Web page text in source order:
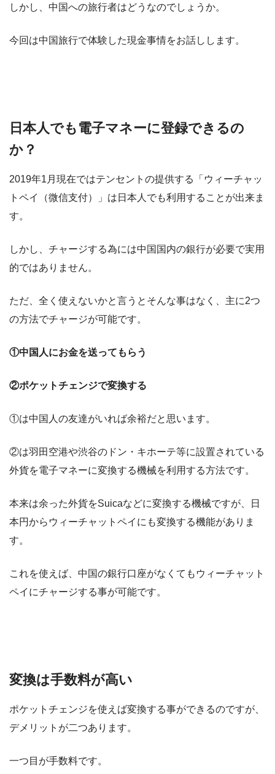
しかし、中国への旅行者はどうなのでしょうか。
今回は中国旅行で体験した現金事情をお話しします。
日本人でも電子マネーに登録できるの
か？
2019年1月現在ではテンセントの提供する「ウィーチャッ
トペイ（微信支付）」は日本人でも利用することが出来ま
す。
しかし、チャージする為には中国国内の銀行が必要で実用
的ではありません。
ただ、全く使えないかと言うとそんな事はなく、主に2つ
の方法でチャージが可能です。
①中国人にお金を送ってもらう
②ポケットチェンジで変換する
①は中国人の友達がいれば余裕だと思います。
②は羽田空港や渋谷のドン・キホーテ等に設置されている
外貨を電子マネーに変換する機械を利用する方法です。
本来は余った外貨をSuicaなどに変換する機械ですが、日
本円からウィーチャットペイにも変換する機能がありま
す。
これを使えば、中国の銀行口座がなくてもウィーチャット
ペイにチャージする事が可能です。
変換は手数料が高い
ポケットチェンジを使えば変換する事ができるのですが、
デメリットが二つあります。
一つ目が手数料です。